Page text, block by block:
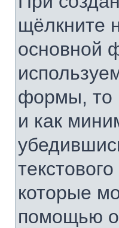
щёлкните
основной
формы, то
и как
которые
помощью